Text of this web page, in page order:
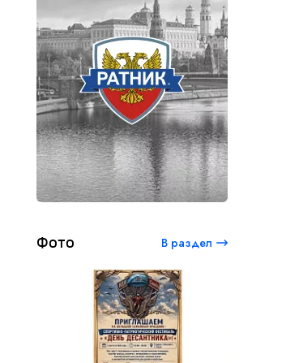
Фото В раздел